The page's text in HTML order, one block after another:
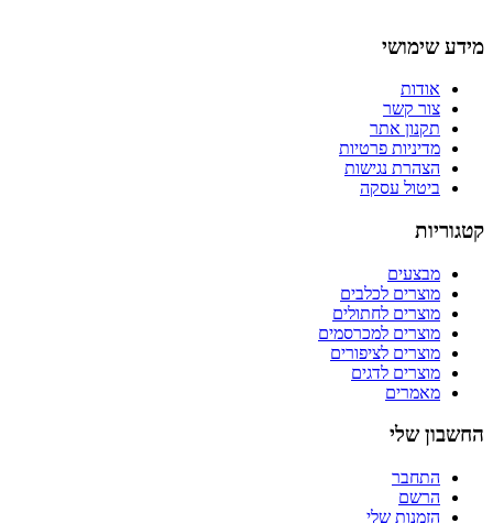
מידע שימושי
אודות
צור קשר
תקנון אתר
מדיניות פרטיות
הצהרת נגישות
ביטול עסקה
קטגוריות
מבצעים
מוצרים לכלבים
מוצרים לחתולים
מוצרים למכרסמים
מוצרים לציפורים
מוצרים לדגים
מאמרים
החשבון שלי
התחבר
הרשם
הזמנות שלי